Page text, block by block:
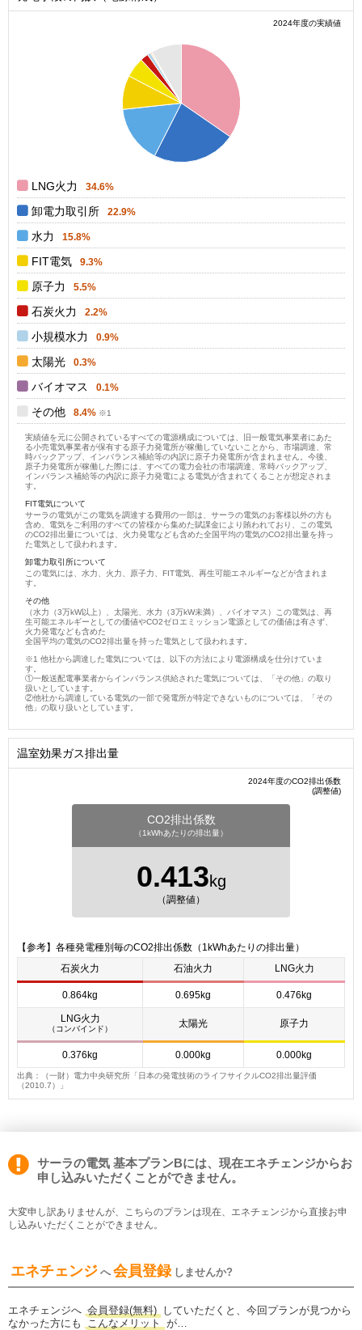
2024年度の実績値
LNG火力 34.6%
卸電力取引所 22.9%
水力 15.8%
FIT電気 9.3%
原子力 5.5%
石炭火力 2.2%
小規模水力 0.9%
太陽光 0.3%
バイオマス 0.1%
その他 8.4%
実績値を元に公開されているすべての電源構成については、旧一般電気事業者にあた
る小売電気事業者が保有する原子力発電所が稼働していないことから、市場調達、常
時バックアップ、インバランス補給等の内訳に原子力発電所が含まれません。今後、
原子力発電所が稼働した際には、すべての電力会社の市場調達、常時バックアップ、
インバランス補給等の内訳に原子力発電による電気が含まれてくることが想定されま
す。
FIT電気について
サーラの電気がこの電気を調達する費用の一部は、サーラの電気のお客様以外の方も
含め、電気をご利用のすべての皆様から集めた賦課金により賄われており、この電気
のCO2排出量については、火力発電なども含めた全国平均の電気のCO2排出量を持っ
た電気として扱われます。
卸電力取引所について
この電気には、水力、火力、原子力、FIT電気、再生可能エネルギーなどが含まれま
す。
その他
（水力（3万kW以上）、太陽光、水力（3万kW未満）、バイオマス）この電気は、再
生可能エネルギーとしての価値やCO2ゼロエミッション電源としての価値は有さず、
火力発電なども含めた
全国平均の電気のCO2排出量を持った電気として扱われます。
他社から調達した電気については、以下の方法により電源構成を仕分けていま
す。
①一般送配電事業者からインバランス供給された電気については、「その他」の取り
扱いとしています。
②他社から調達している電気の一部で発電所が特定できないものについては、「その
他」の取り扱いとしています。
温室効果ガス排出量
2024年度のCO2排出係数
(調整値)
CO2排出係数
（1kWhあたりの排出量）
0.413kg
（調整値）
【参考】各種発電種別毎のCO2排出係数（1kWhあたりの排出量）
石炭火力
石油火力 LNG火力
0.864kg 0.695kg 0.476kg
LNG火力
（コンバインド） 太陽光 原子力
0.376kg 0.000kg 0.000kg
出典：（一財）電力中央研究所「日本の発電技術のライフサイクルCO2排出量評価
（2010.7）」
サーラの電気 基本プランBには、現在エネチェンジからお
申し込みいただくことができません。
大変申し訳ありませんが、こちらのプランは現在、エネチェンジから直接お申
し込みいただくことができません。
エネチェンジ へ 会員登録 しませんか?
エネチェンジへ 会員登録(無料) していただくと、今回プランが見つから
なかった方にも
こんなメリット が…